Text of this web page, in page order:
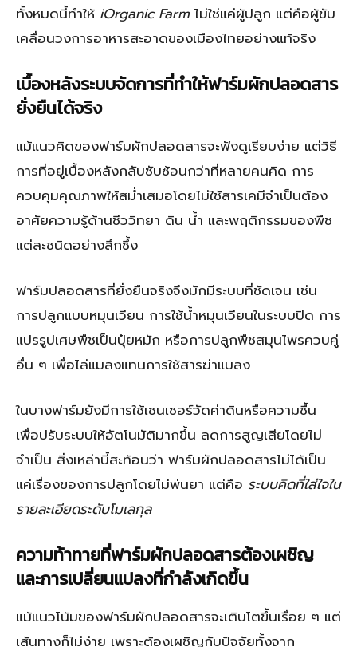
ทั้งหมดนี้ทำให้ iOrganic Farmไม่ใช่แค่ผู้ปลูก แต่คือผู้ขับ
เคลื่อนวงการอาหารสะอาดของเมืองไทยอย่างแท้จริง
เบื้องหลังระบบจัดการที่ทำให้ฟาร์มผักปลอดสาร
ยั่งยืนได้จริง
แม้แนวคิดของฟาร์มผักปลอดสารจะฟังดูเรียบง่าย แต่วิธี
การที่อยู่เบื้องหลังกลับซับซ้อนกว่าที่หลายคนคิด การ
ควบคุมคุณภาพให้สม่ำเสมอโดยไม่ใช้สารเคมีจำเป็นต้อง
อาศัยความรู้ด้านชีววิทยา ดิน น้ำ และพฤติกรรมของพืช
แต่ละชนิดอย่างลึกซึ้ง
ฟาร์มปลอดสารที่ยั่งยืนจริงจึงมักมีระบบที่ชัดเจน เช่น
การปลูกแบบหมุนเวียน การใช้น้ำหมุนเวียนในระบบปิด การ
แปรรูปเศษพืชเป็นปุ๋ยหมัก หรือการปลูกพืชสมุนไพรควบคู่
อื่น ๆ เพื่อไล่แมลงแทนการใช้สารฆ่าแมลง
ในบางฟาร์มยังมีการใช้เซนเซอร์วัดค่าดินหรือความชื้น
เพื่อปรับระบบให้อัตโนมัติมากขึ้น ลดการสูญเสียโดยไม่
จำเป็น สิ่งเหล่านี้สะท้อนว่า ฟาร์มผักปลอดสารไม่ได้เป็น
แค่เรื่องของการปลูกโดยไม่พ่นยา แต่คือ ระบบคิดที่ใส่ใจใน
รายละเอียดระดับโมเลกุล
ความท้าทายที่ฟาร์มผักปลอดสารต้องเผชิญ
และการเปลี่ยนแปลงที่กำลังเกิดขึ้น
แม้แนวโน้มของฟาร์มผักปลอดสารจะเติบโตขึ้นเรื่อย ๆ แต่
เส้นทางก็ไม่ง่าย เพราะต้องเผชิญกับปัจจัยทั้งจาก